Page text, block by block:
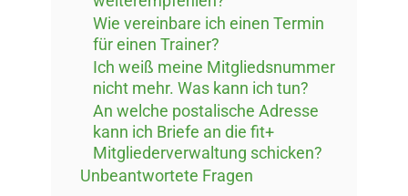
Wie vereinbare ich einen Termin
für einen Trainer?
Ich weiß meine Mitgliedsnummer
nicht mehr. Was kann ich tun?
An welche postalische Adresse
kann ich Briefe an die fit+
Mitgliederverwaltung schicken?
Unbeantwortete Fragen